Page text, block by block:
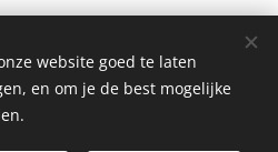
Club,
website goed te laten
en om je de best mogelijke